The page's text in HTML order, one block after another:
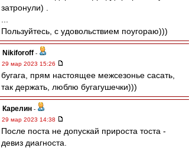
затронули) .
Пользуйтесь, с удовольствием поугораю)))
Nikiforoff -
29 мар 2023 15:26
бугага, прям настоящее межсезонье сасать,
так держать, люблю бугагушечки)))
Карелин -
29 мар 2023 14:38
После поста не допускай прироста тоста -
девиз диагноста.